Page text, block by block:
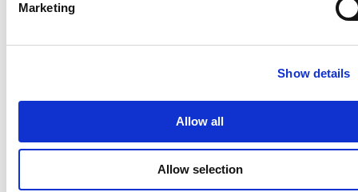
Marketing
Show details
Allow all
Allow selection
AI を活用した不正防止は、
らに高度な難読化手法を検出するために不可欠で
す。リアルタイム検出では、GenAI によって加速
性と個々のユーザーの過去の行動における異常を
分析できる必要があります。
オーケストレーションにより、複数のソリューシ